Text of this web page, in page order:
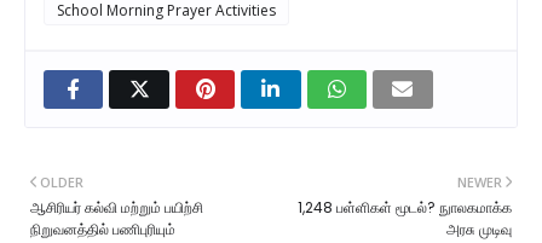
School Morning Prayer Activities
NEWER
1,248 பள்ளிகள் மூடல்? நுாலகமாக்க
அரசு முடிவு
OLDER
ஆசிரியர் கல்வி மற்றும் பயிற்சி
நிறுவனத்தில் பணிபுரியும்